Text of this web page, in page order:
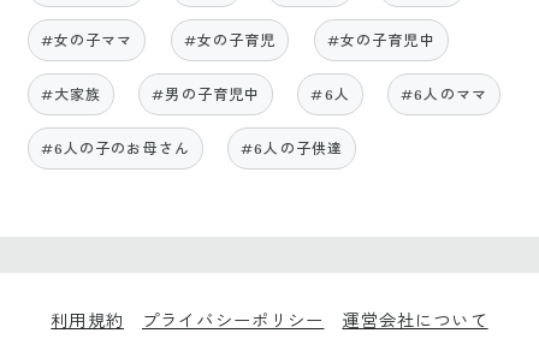
#女の子ママ #女の子育児 #女の子育児中
#大家族 #男の子育児中 #6人 #6人のママ
#6人の子のお母さん #6人の子供達
利用規約 プライバシーポリシー 運営会社について